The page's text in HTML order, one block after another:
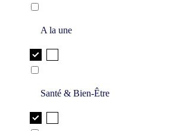
A la une
Santé & Bien-Être